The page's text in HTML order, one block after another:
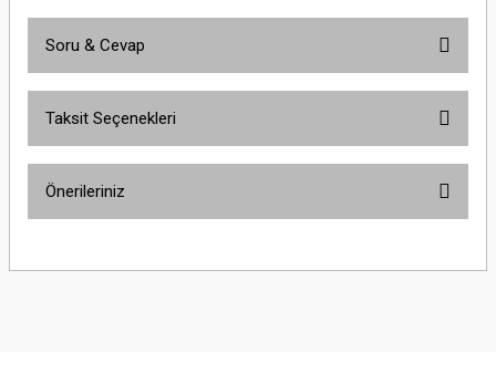
Soru & Cevap
Taksit Seçenekleri
Önerileriniz
yetersiz gördüğünüz noktaları öneri formunu kullanarak tarafımıza